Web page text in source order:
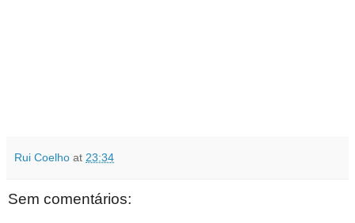
Rui Coelho at 23:34
Sem comentários: